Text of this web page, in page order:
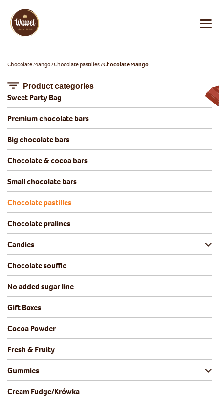
Chocolate Mango Chocolate pastilles Chocolate Mango
Product categories
Sweet Party Bag
Premium chocolate bars
Big chocolate bars
Chocolate & cocoa bars
Small chocolate bars
Chocolate pastilles
Chocolate pralines
Candies
Chocolate souffle
No added sugar line
Gift Boxes
Cocoa Powder
Fresh & Fruity
Gummies
Cream Fudge/Krówka